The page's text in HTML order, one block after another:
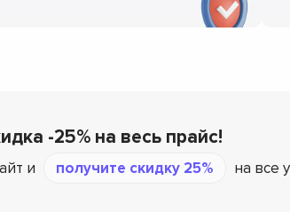
-25% на весь прайс!
и получите скидку 25% на все